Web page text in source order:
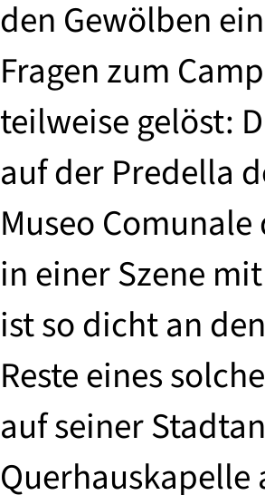
den Gewölben
Fragen zum
teilweise gelöst:
auf der Predella
Museo
in einer Szene
ist so dicht an
Reste eines
auf seiner
Querhauskapelle